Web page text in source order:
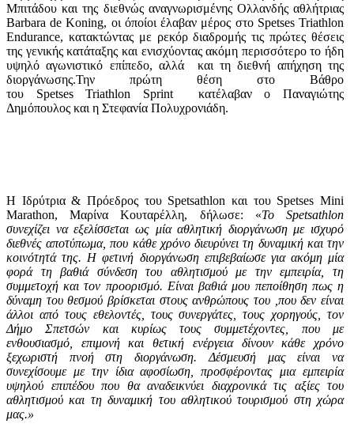
Μπιτάδου και της διεθνώς αναγνωρισμένης Ολλανδής αθλήτριας
Barbara de Koning, οι όποίοι έλαβαν μέρος στο Spetses Triathlon
Endurance, κατακτώντας με ρεκόρ διαδρομής τις πρώτες θέσεις
της γενικής κατάταξης και ενισχύοντας ακόμη περισσότερο το ήδη
υψηλό αγωνιστικό επίπεδο, αλλά και τη διεθνή απήχηση της
διοργάνωσης.Την πρώτη θέση στο Βάθρο
του Spetses Triathlon Sprint κατέλαβαν ο Παναγιώτης
Δημόπουλος και η Στεφανία Πολυχρονιάδη.
Η Ιδρύτρια & Πρόεδρος του Spetsathlon και του Spetses Mini
Marathon, Μαρίνα Κουταρέλλη, δήλωσε: «Το Spetsathlon
συνεχίζει να εξελίσσεται ως μία αθλητική διοργάνωση με ισχυρό
διεθνές αποτύπωμα, που κάθε χρόνο διευρύνει τη δυναμική και την
κοινότητά της. Η φετινή διοργάνωση επιβεβαίωσε για ακόμη μία
φορά τη βαθιά σύνδεση του αθλητισμού με την εμπειρία, τη
συμμετοχή και τον προορισμό. Είναι βαθιά μου πεποίθηση πως η
δύναμη του θεσμού βρίσκεται στους ανθρώπους του ,που δεν είναι
άλλοι από τους εθελοντές, τους συνεργάτες, τους χορηγούς, τον
Δήμο Σπετσών και κυρίως τους συμμετέχοντες, που με
ενθουσιασμό, επιμονή και θετική ενέργεια δίνουν κάθε χρόνο
ξεχωριστή πνοή στη διοργάνωση. Δέσμευσή μας είναι να
συνεχίσουμε με την ίδια αφοσίωση, προσφέροντας μια εμπειρία
υψηλού επιπέδου που θα αναδεικνύει διαχρονικά τις αξίες του
αθλητισμού και τη δυναμική του αθλητικού τουρισμού στη χώρα
μας.»